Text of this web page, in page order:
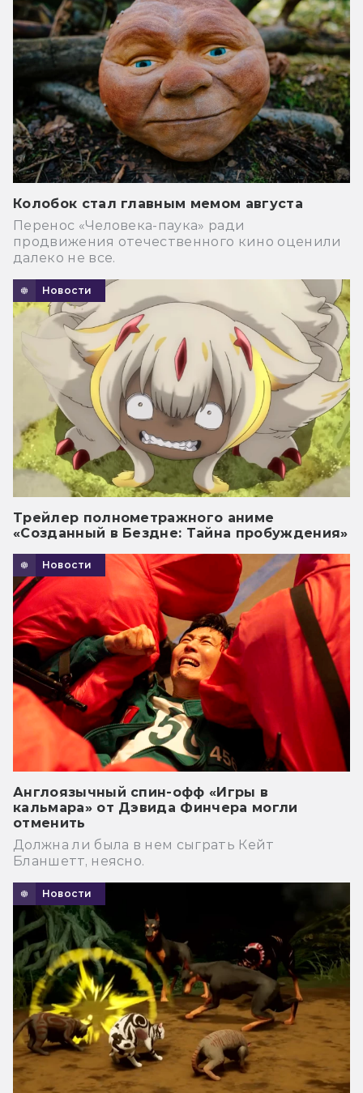
Колобок стал главным мемом августа
Перенос «Человека-паука» ради
продвижения отечественного кино оценили
далеко не все.
Новости
Трейлер полнометражного аниме
«Созданный в Бездне: Тайна пробуждения»
Новости
Англоязычный спин-офф «Игры в
кальмара» от Дэвида Финчера могли
отменить
Должна ли была в нем сыграть Кейт
Бланшетт, неясно.
Новости